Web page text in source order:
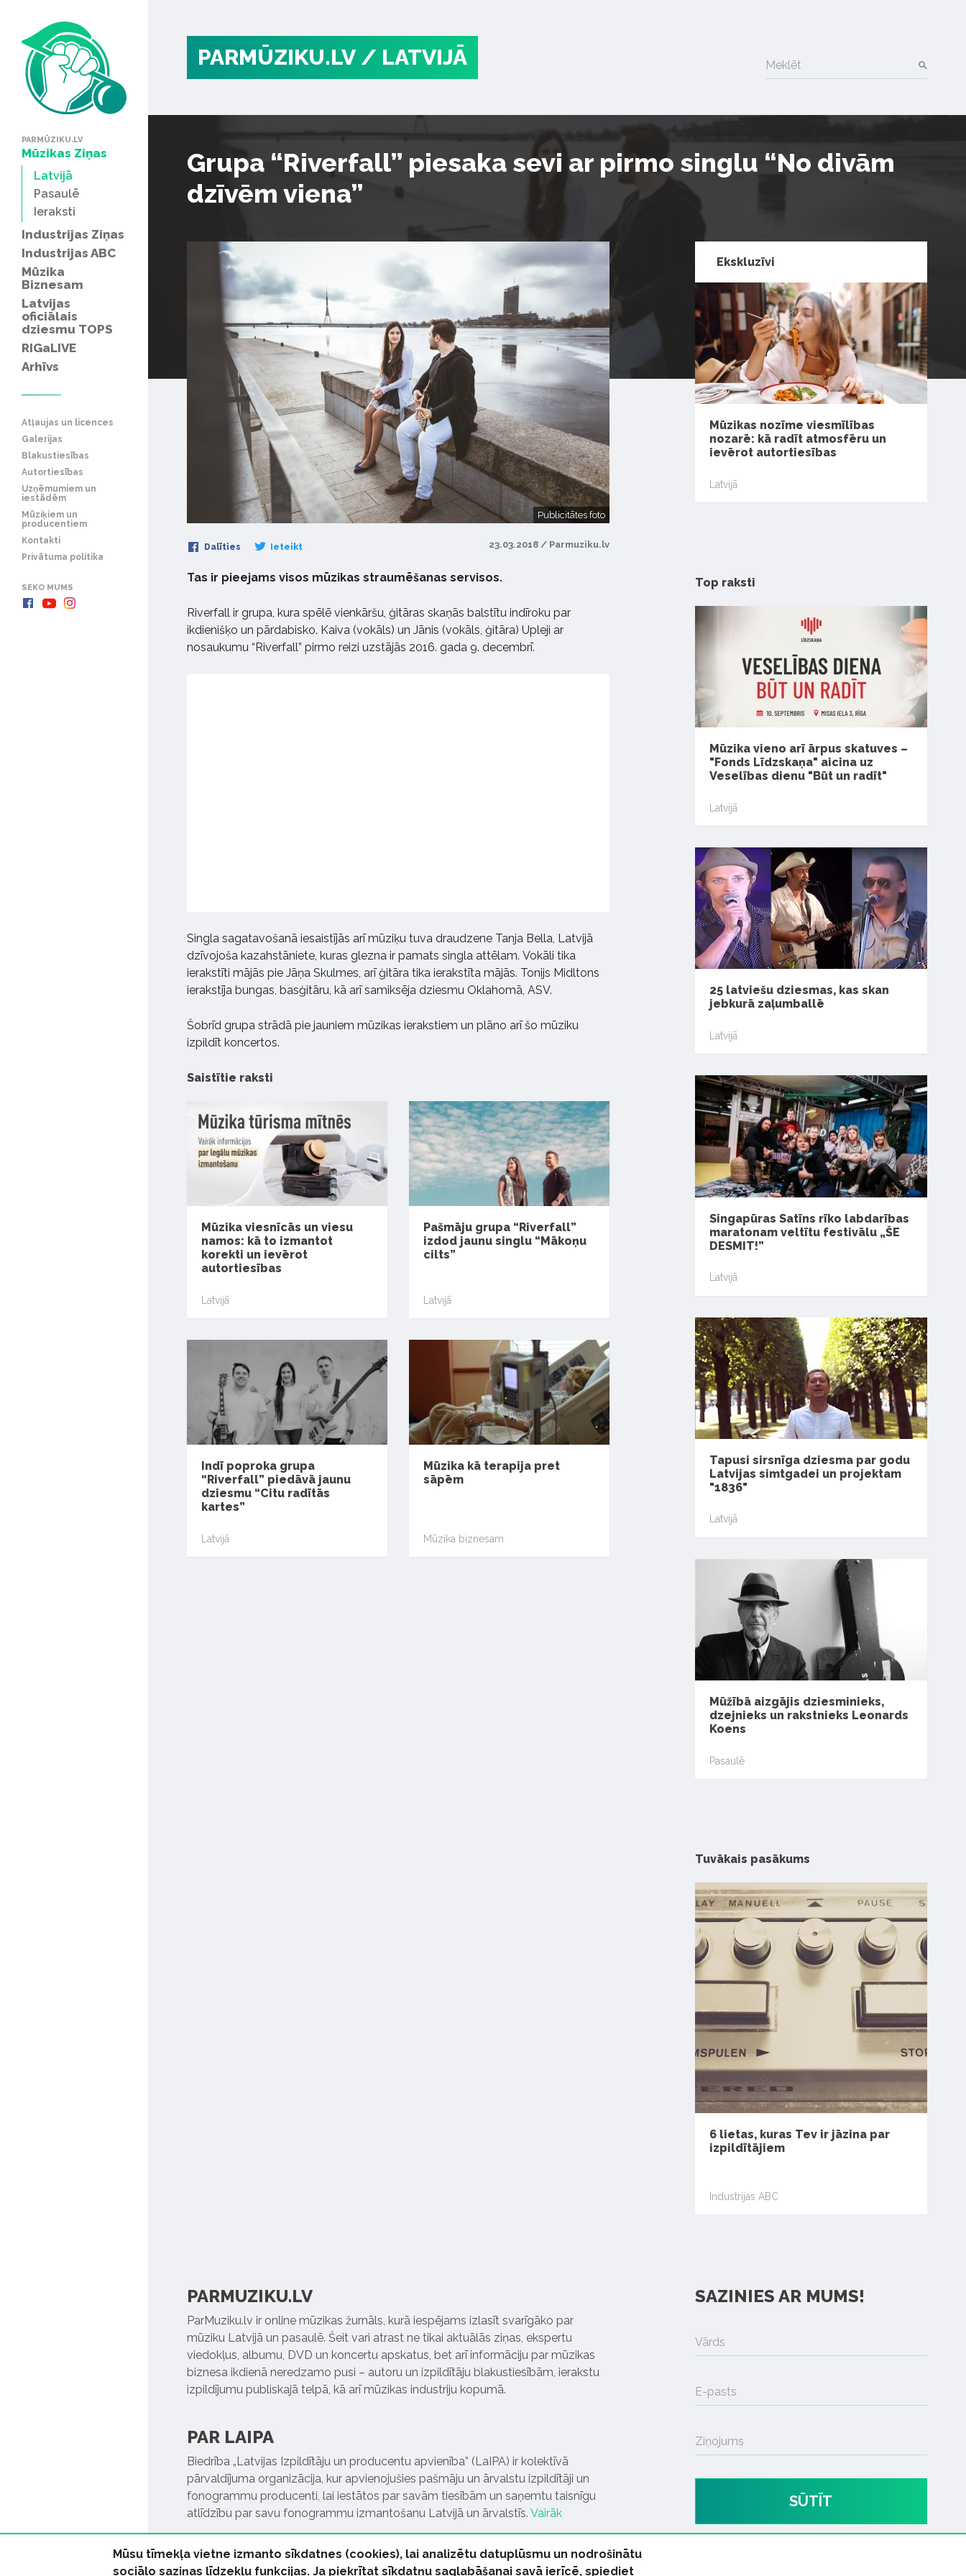
PARMŪZIKU.LV
Mūzikas Ziņas
Latvijā
Pasaulē
Ieraksti
Industrijas Ziņas
Industrijas ABC
Mūzika
Biznesam
Latvijas
oficiālais
dziesmu TOPS
RIGaLIVE
Arhīvs
Atļaujas un licences
Galerijas
Blakustiesības
Autortiesības
Uzņēmumiem un
iestādēm
Mūziķiem un
producentiem
Kontakti
Privātuma politika
SEKO MUMS
PARMŪZIKU.LV / LATVIJĀ Meklēt
Grupa “Riverfall” piesaka sevi ar pirmo singlu “No divām
dzīvēm viena”
Publicitātes foto
Dalīties Ieteikt 23.03.2018 / Parmuziku.lv
Tas ir pieejams visos mūzikas straumēšanas servisos.
Riverfall ir grupa, kura spēlē vienkāršu, ģitāras skaņās balstītu indīroku par
ikdienišķo un pārdabisko. Kaiva (vokāls) un Jānis (vokāls, ģitāra) Upleji ar
nosaukumu “Riverfall” pirmo reizi uzstājās 2016. gada 9. decembrī.
Singla sagatavošanā iesaistījās arī mūziķu tuva draudzene Tanja Bella, Latvijā
dzīvojoša kazahstāniete, kuras glezna ir pamats singla attēlam. Vokāli tika
ierakstīti mājās pie Jāņa Skulmes, arī ģitāra tika ierakstīta mājās. Tonijs Midltons
ierakstīja bungas, basģitāru, kā arī samiksēja dziesmu Oklahomā, ASV.
Šobrīd grupa strādā pie jauniem mūzikas ierakstiem un plāno arī šo mūziku
izpildīt koncertos.
Saistītie raksti
Mūzika viesnīcās un viesu
namos: kā to izmantot
korekti un ievērot
autortiesības
Latvijā
Pašmāju grupa “Riverfall”
izdod jaunu singlu “Mākoņu
cilts”
Latvijā
Indī poproka grupa
“Riverfall” piedāvā jaunu
dziesmu “Citu radītās
kartes”
Latvijā
Mūzika kā terapija pret
sāpēm
Mūzika biznesam
Ekskluzīvi
Mūzikas nozīme viesmīlības
nozarē: kā radīt atmosfēru un
ievērot autortiesības
Latvijā
Top raksti
Mūzika vieno arī ārpus skatuves –
"Fonds Līdzskaņa" aicina uz
Veselības dienu "Būt un radīt"
Latvijā
25 latviešu dziesmas, kas skan
jebkurā zaļumballē
Latvijā
Singapūras Satīns rīko labdarības
maratonam veltītu festivālu „ŠE
DESMIT!”
Latvijā
Tapusi sirsnīga dziesma par godu
Latvijas simtgadei un projektam
"1836"
Latvijā
Mūžībā aizgājis dziesminieks,
dzejnieks un rakstnieks Leonards
Koens
Pasaulē
Tuvākais pasākums
6 lietas, kuras Tev ir jāzina par
izpildītājiem
Industrijas ABC
PARMUZIKU.LV
ParMuziku.lv ir online mūzikas žurnāls, kurā iespējams izlasīt svarīgāko par
mūziku Latvijā un pasaulē. Šeit vari atrast ne tikai aktuālās ziņas, ekspertu
viedokļus, albumu, DVD un koncertu apskatus, bet arī informāciju par mūzikas
biznesa ikdienā neredzamo pusi – autoru un izpildītāju blakustiesībām, ierakstu
izpildījumu publiskajā telpā, kā arī mūzikas industriju kopumā.
PAR LAIPA
Biedrība „Latvijas Izpildītāju un producentu apvienība” (LaIPA) ir kolektīvā
pārvaldījuma organizācija, kur apvienojušies pašmāju un ārvalstu izpildītāji un
fonogrammu producenti, lai iestātos par savām tiesībām un saņemtu taisnīgu
atlīdzību par savu fonogrammu izmantošanu Latvijā un ārvalstīs. Vairāk
SAZINIES AR MUMS!
Vārds
E-pasts
Ziņojums
SŪTĪT
Mūsu tīmekļa vietne izmanto sīkdatnes (cookies), lai analizētu datuplūsmu un nodrošinātu
sociālo saziņas līdzekļu funkcijas. Ja piekrītat sīkdatņu saglabāšanai savā ierīcē, spiediet